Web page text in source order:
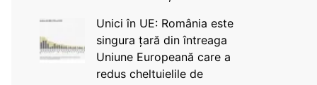
Unici în UE: România este
singura țară din întreaga
Uniune Europeană care a
redus cheltuielile de